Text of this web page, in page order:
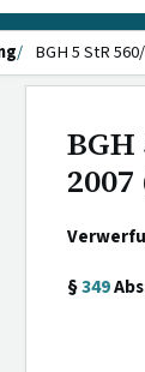
BGH 5 StR
§349